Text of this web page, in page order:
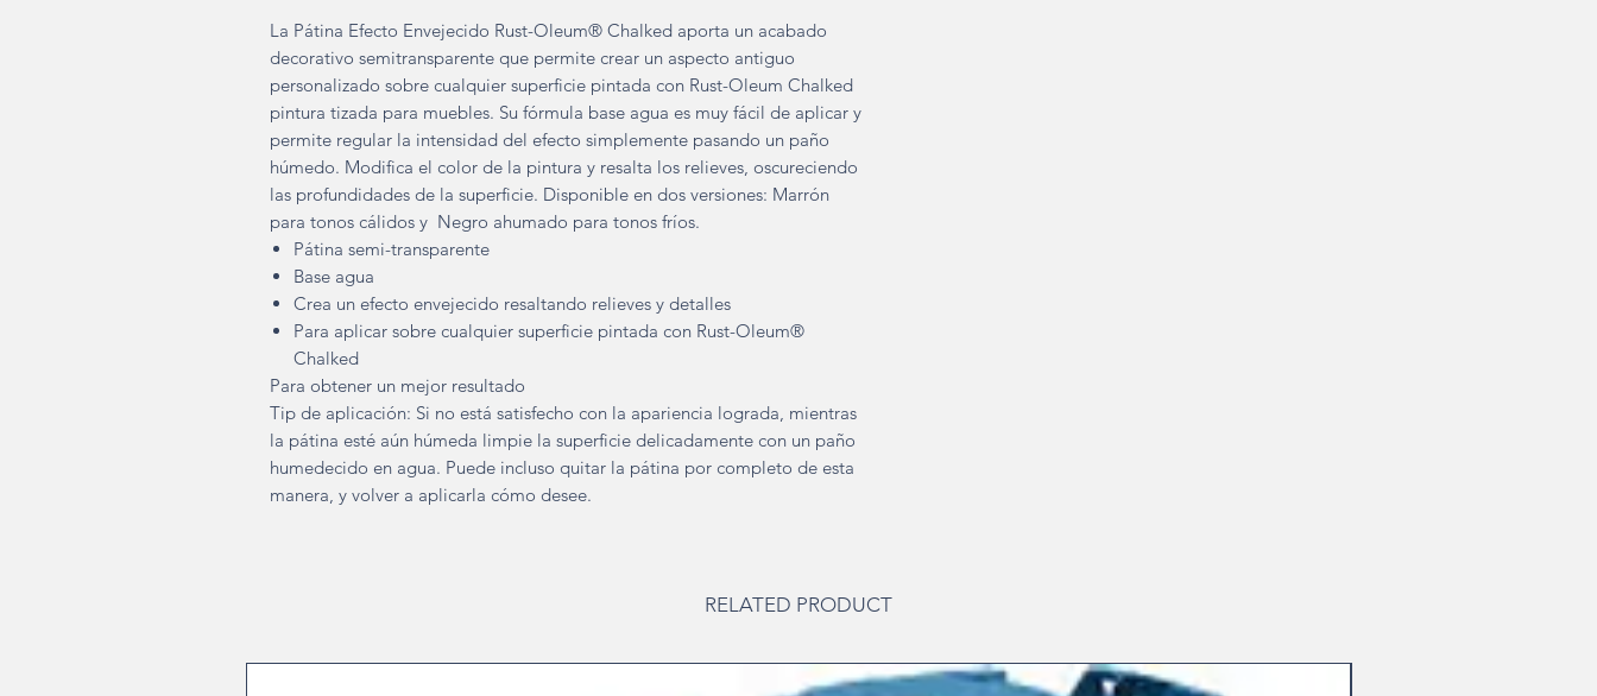
La Pátina Efecto Envejecido Rust-Oleum® Chalked aporta un acabado
decorativo semitransparente que permite crear un aspecto antiguo
personalizado sobre cualquier superficie pintada con Rust-Oleum Chalked
pintura tizada para muebles. Su fórmula base agua es muy fácil de aplicar y
permite regular la intensidad del efecto simplemente pasando un paño
húmedo. Modifica el color de la pintura y resalta los relieves, oscureciendo
las profundidades de la superficie. Disponible en dos versiones: Marrón
para tonos cálidos y Negro ahumado para tonos fríos.
Pátina semi-transparente
Base agua
Crea un efecto envejecido resaltando relieves y detalles
Para aplicar sobre cualquier superficie pintada con Rust-Oleum®
Chalked
Para obtener un mejor resultado
Tip de aplicación: Si no está satisfecho con la apariencia lograda, mientras
la pátina esté aún húmeda limpie la superficie delicadamente con un paño
humedecido en agua. Puede incluso quitar la pátina por completo de esta
manera, y volver a aplicarla cómo desee.
RELATED PRODUCT